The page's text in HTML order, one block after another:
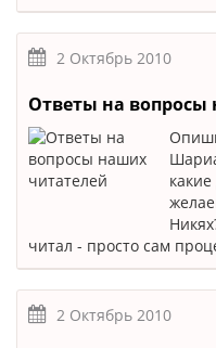
2 Октябрь 2010
Ответы на
читал - просто сам
2 Октябрь 2010